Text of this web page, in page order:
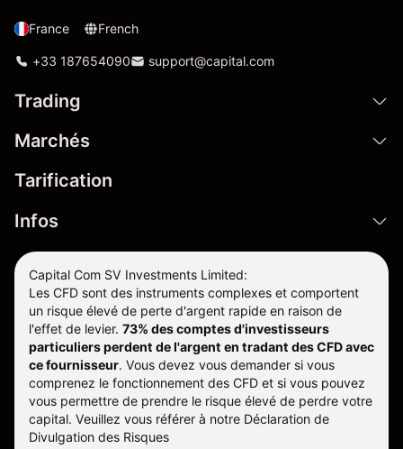
France French
+33 187654090 support@capital.com
Trading
Marchés
Tarification
Infos
Capital Com SV Investments Limited:
Les CFD sont des instruments complexes et comportent
un risque élevé de perte d'argent rapide en raison de
l'effet de levier. 73% des comptes d'investisseurs
particuliers perdent de l'argent en tradant des CFD avec
ce fournisseur. Vous devez vous demander si vous
comprenez le fonctionnement des CFD et si vous pouvez
vous permettre de prendre le risque élevé de perdre votre
capital. Veuillez vous référer à notre Déclaration de
Divulgation des Risques